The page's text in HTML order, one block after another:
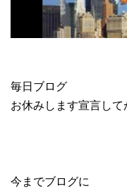
毎日ブログ
お休みします宣言して
今までブログに